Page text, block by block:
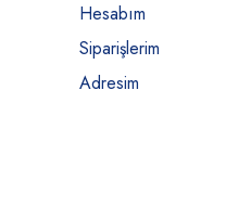
Hesabım
Siparişlerim
Adresim